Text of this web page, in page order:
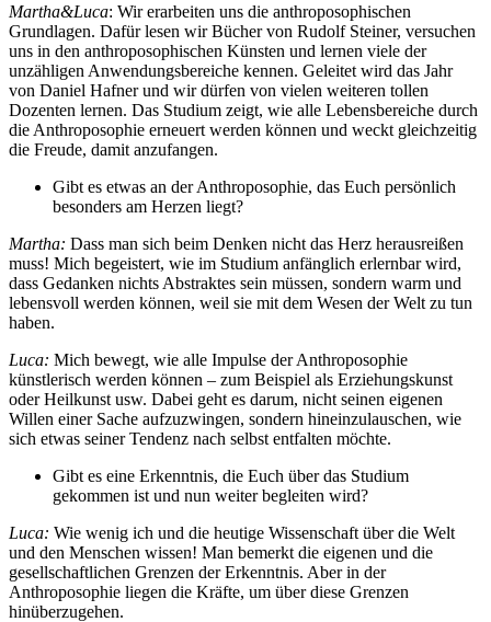
Martha&Luca: Wir erarbeiten uns die anthroposophischen
Grundlagen. Dafür lesen wir Bücher von Rudolf Steiner, versuchen
uns in den anthroposophischen Künsten und lernen viele der
unzähligen Anwendungsbereiche kennen. Geleitet wird das Jahr
von Daniel Hafner und wir dürfen von vielen weiteren tollen
Dozenten lernen. Das Studium zeigt, wie alle Lebensbereiche durch
die Anthroposophie erneuert werden können und weckt gleichzeitig
die Freude, damit anzufangen.
Gibt es etwas an der Anthroposophie, das Euch persönlich
besonders am Herzen liegt?
Martha: Dass man sich beim Denken nicht das Herz herausreißen
muss! Mich begeistert, wie im Studium anfänglich erlernbar wird,
dass Gedanken nichts Abstraktes sein müssen, sondern warm und
lebensvoll werden können, weil sie mit dem Wesen der Welt zu tun
haben.
Luca: Mich bewegt, wie alle Impulse der Anthroposophie
künstlerisch werden können – zum Beispiel als Erziehungskunst
oder Heilkunst usw. Dabei geht es darum, nicht seinen eigenen
Willen einer Sache aufzuzwingen, sondern hineinzulauschen, wie
sich etwas seiner Tendenz nach selbst entfalten möchte.
Gibt es eine Erkenntnis, die Euch über das Studium
gekommen ist und nun weiter begleiten wird?
Luca: Wie wenig ich und die heutige Wissenschaft über die Welt
und den Menschen wissen! Man bemerkt die eigenen und die
gesellschaftlichen Grenzen der Erkenntnis. Aber in der
Anthroposophie liegen die Kräfte, um über diese Grenzen
hinüberzugehen.